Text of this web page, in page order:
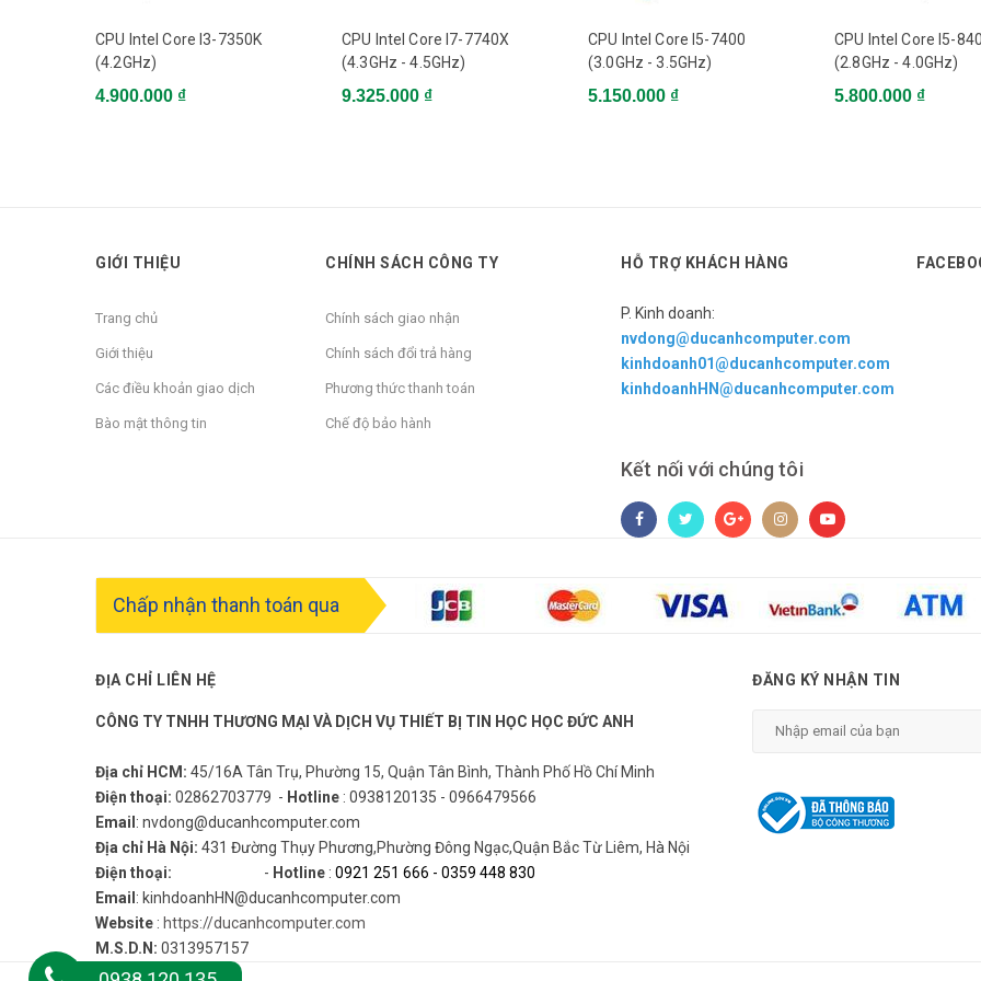
6MB
Đăng ký
Kiểm tra
đơn hàng
Danh mục sản phẩm
Sản phẩm vừa xem
Hệ thống Showroom
CPU Intel Core I3-7350K
(4.2GHz)
4.900.000 ₫
CPU Intel Core I7-7740X
(4.3GHz - 4.5GHz)
9.325.000 ₫
CPU Intel Core I5-7400
(3.0GHz - 3.5GHz)
5.150.000 ₫
CPU Intel Core I5-
(2.8GHz - 4.0GHz)
5.800.000 ₫
GIỚI THIỆU
Trang chủ
Giới thiệu
Các điều khoản giao dịch
Bào mật thông tin
CHÍNH SÁCH CÔNG TY
Chính sách giao nhận
Chính sách đổi trả hàng
Phương thức thanh toán
Chế độ bảo hành
HỖ TRỢ KHÁCH HÀNG
P. Kinh doanh:
nvdong@ducanhcomputer.com
kinhdoanh01@ducanhcomputer.com
kinhdoanhHN@ducanhcomputer.com
Kết nối với chúng tôi
Chấp nhận thanh toán qua
ĐỊA CHỈ LIÊN HỆ
CÔNG TY TNHH THƯƠNG MẠI VÀ DỊCH VỤ THIẾT BỊ TIN HỌC HỌC ĐỨC ANH
Địa chỉ HCM: 45/16A Tân Trụ, Phường 15, Quận Tân Bình, Thành Phố Hồ Chí Minh
Điện thoại: 02862703779 - Hotline : 0938120135 - 0966479566
Email : nvdong@ducanhcomputer.com
Địa chỉ Hà Nội: 431 Đường Thụy Phương,Phường Đông Ngạc,Quận Bắc Từ Liêm, Hà Nội
Điện thoại: - Hotline : 0921 251 666 - 0359 448 830
Email : kinhdoanhHN@ducanhcomputer.com
Website : https://ducanhcomputer.com
M.S.D.N: 0313957157
ĐĂNG KÝ NHẬN TIN